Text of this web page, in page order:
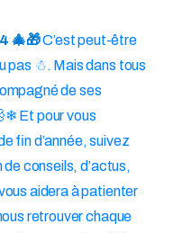
🎄🎁C’est peut-être
pas ☃. Mais dans tous
de ses
Et pour vous
fin d’année, suivez
de conseils, d’actus,
aidera à patienter
retrouver chaque